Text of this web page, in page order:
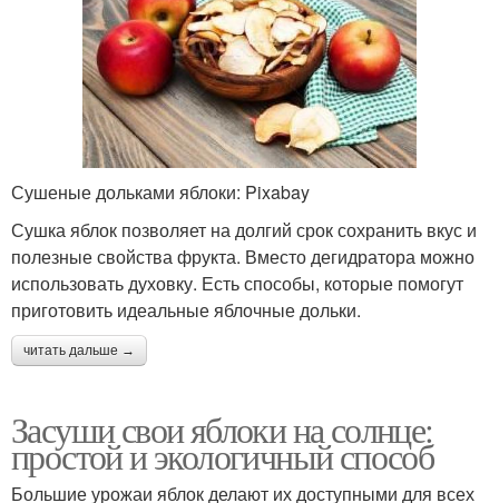
Сушеные дольками яблоки: Pixabay
Сушка яблок позволяет на долгий срок сохранить вкус и
полезные свойства фрукта. Вместо дегидратора можно
использовать духовку. Есть способы, которые помогут
приготовить идеальные яблочные дольки.
читать дальше →
Засуши свои яблоки на солнце:
простой и экологичный способ
Большие урожаи яблок делают их доступными для всех